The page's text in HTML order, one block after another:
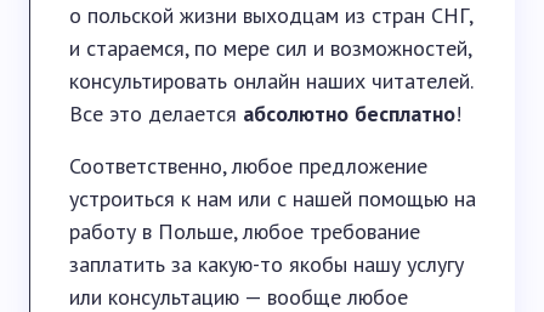
о польской жизни выходцам из стран СНГ,
и стараемся, по мере сил и возможностей,
консультировать онлайн наших читателей.
Все это делается абсолютно бесплатно!
Соответственно, любое предложение
устроиться к нам или с нашей помощью на
работу в Польше, любое требование
заплатить за какую-то якобы нашу услугу
или консультацию — вообще любое